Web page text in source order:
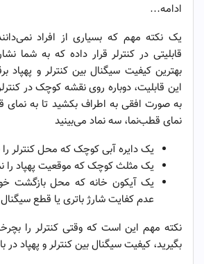
ادامه…
قابلیتی در کنترلر قرار داده که به شما
بهترین کیفیت سیگنال بین کنترلر و پهپاد
این قابلیت، دوباره روی نقشه کوچک در
به صورت افقی به اطراف بکشید تا به نمای
نمای قطب‌نما، سه نماد می‌بینید
یک دایره آبی کوچک که محل کنترلر
یک مثلث کوچک که موقعیت پهپاد
یک آیکون خانه که محل بازگشت
عدم کفایت شارژ باتری یا قطع
نکته مهم این است که وقتی کنترلر را
بگیرید، کیفیت سیگنال بین کنترلر و پهپاد در